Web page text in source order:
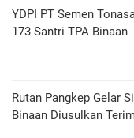
YDPI PT Semen
173 Santri TPA Binaan
Rutan Pangkep Gelar
Binaan Diusulkan